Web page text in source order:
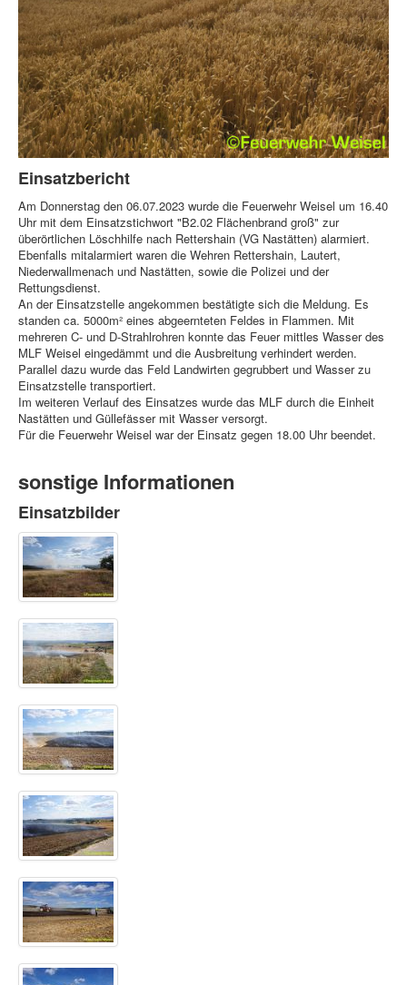
Einsatzbericht
Am Donnerstag den 06.07.2023 wurde die Feuerwehr Weisel um 16.40
Uhr mit dem Einsatzstichwort "B2.02 Flächenbrand groß" zur
überörtlichen Löschhilfe nach Rettershain (VG Nastätten) alarmiert.
Ebenfalls mitalarmiert waren die Wehren Rettershain, Lautert,
Niederwallmenach und Nastätten, sowie die Polizei und der
Rettungsdienst.
An der Einsatzstelle angekommen bestätigte sich die Meldung. Es
standen ca. 5000m² eines abgeernteten Feldes in Flammen. Mit
mehreren C- und D-Strahlrohren konnte das Feuer mittles Wasser des
MLF Weisel eingedämmt und die Ausbreitung verhindert werden.
Parallel dazu wurde das Feld Landwirten gegrubbert und Wasser zu
Einsatzstelle transportiert.
Im weiteren Verlauf des Einsatzes wurde das MLF durch die Einheit
Nastätten und Güllefässer mit Wasser versorgt.
Für die Feuerwehr Weisel war der Einsatz gegen 18.00 Uhr beendet.
sonstige Informationen
Einsatzbilder